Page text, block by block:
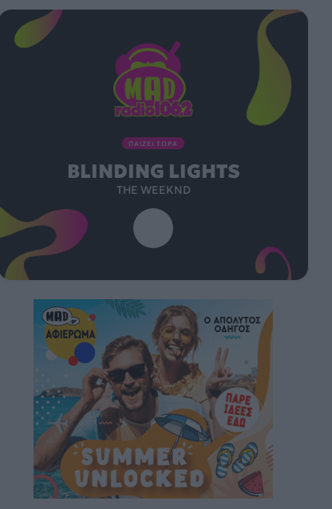
ΠΑΙΖΕΙ ΤΩΡΑ
BLINDING LIGHTS
THE WEEKND